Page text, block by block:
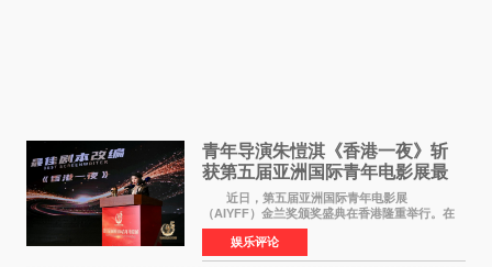
青年导演朱愷淇《香港一夜》斩
获第五届亚洲国际青年电影展最
佳剧本改编奖
近日，第五届亚洲国际青年电影展
（AIYFF）金兰奖颁奖盛典在香港隆重举行。在
这场汇聚数百位海内外电影人、文化界人士及媒
体代表的亚洲青年影视盛会上，香港本土电影
《香港一夜》（Dawn in Ho
娱乐评论